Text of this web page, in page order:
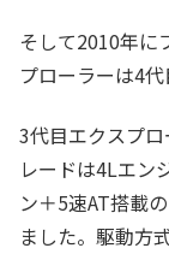
そして2010年に
プローラーは4
3代目エクスプ
レードは4Lエン
ン＋5速AT搭載
ました。駆動方